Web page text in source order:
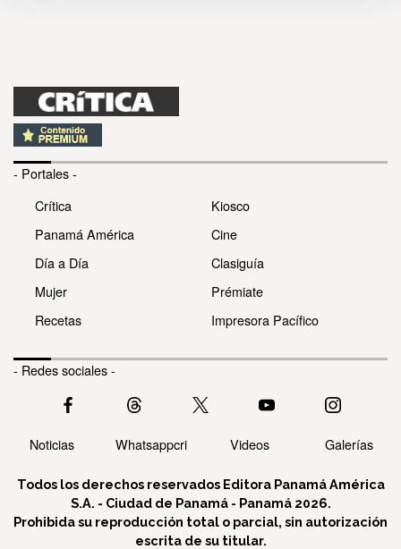
- Portales -
Crítica
Panamá América
Día a Día
Mujer
Recetas
Kiosco
Cine
Clasiguía
Prémiate
Impresora Pacífico
- Redes sociales -
Noticias Whatsappcri Videos Galerías
Todos los derechos reservados Editora Panamá América
S.A. - Ciudad de Panamá - Panamá 2026.
Prohibida su reproducción total o parcial, sin autorización
escrita de su titular.